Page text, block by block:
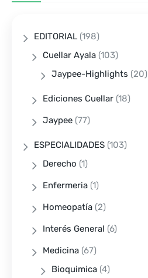
EDITORIAL (198)
Cuellar Ayala (103)
Jaypee-Highlights (20)
Ediciones Cuellar (18)
Jaypee (77)
ESPECIALIDADES (103)
Derecho (1)
Enfermeria (1)
Homeopatía (2)
Interés General (6)
Medicina (67)
Bioquimica (4)